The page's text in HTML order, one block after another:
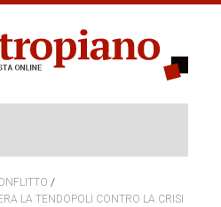
/
LA TENDOPOLI CONTRO LA CRISI